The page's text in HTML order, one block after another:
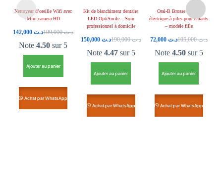
Nettoyeur d’oreille Wifi avec
Mini camera HD
د.ت199,000 د.ت142,000
Note4.50 sur 5
Ajouter au panier
Achat par WhatsApp
Kit de blanchiment dentaire
LED OptiSmile – Soin
professionnel à domicile
د.ت190,000 د.ت 150,000
Note 4.47sur 5
Ajouter au panier
Achat par WhatsApp
Oral-B Brosse à dents
électrique à piles pour enfants
– modèle fille
د.ت105,000 د.ت 72,000
Note 4.50sur 5
Ajouter au panier
Achat par WhatsApp